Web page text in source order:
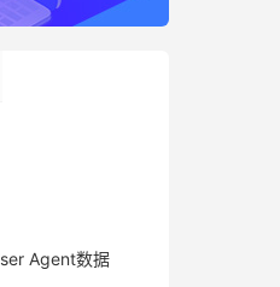
Agent数据